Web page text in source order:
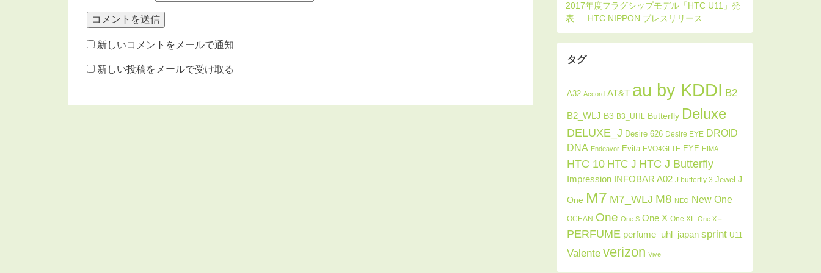
新しいコメントをメールで通知
新しい投稿をメールで受け取る
タグ
A32 Accord AT&T au by KDDI B2
B2_WLJ B3 B3_UHL Butterfly Deluxe
DELUXE_J Desire 626 Desire EYE DROID
DNA Endeavor Evita EVO4GLTE EYE HIMA
HTC 10 HTC J HTC J Butterfly
Impression INFOBAR A02 J butterfly 3 Jewel J
One M7 M7_WLJ M8 NEO New One
OCEAN One One S One X One XL One X＋
PERFUME perfume_uhl_japan sprint U11
Valente verizon Vive